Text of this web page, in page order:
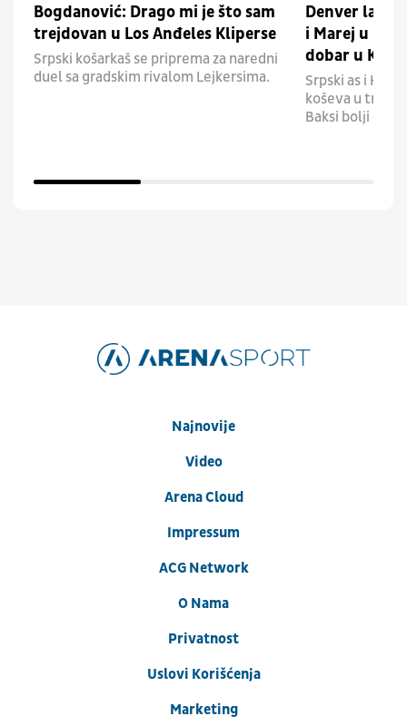
Bogdanović: Drago mi je što sam
trejdovan u Los Anđeles Kliperse
Srpski košarkaš se priprema za naredni
duel sa gradskim rivalom Lejkersima.
Denver lako
i Marej u
dobar u
Srpski as i
koševa u
Baksi bolji od
Najnovije
Video
Arena Cloud
Impressum
ACG Network
O Nama
Privatnost
Uslovi Korišćenja
Marketing